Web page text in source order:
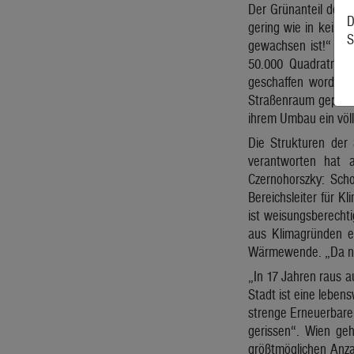
Der Grünanteil der
gering wie in
gewachsen ist!“
50.000
geschaffen
Straßenraum
ihrem Umbau ein
Die Strukturen der
verantworten hat
Czernohorszky:
Bereichsleiter für
ist
aus Klimagründen
Wärmewende. „Da
„In 17 Jahren raus
Stadt ist eine
strenge
gerissen“. Wien
größtmöglichen